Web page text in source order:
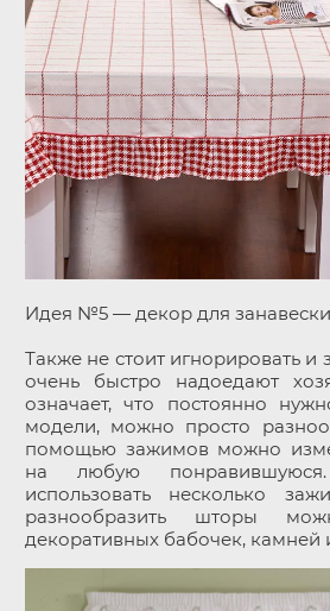
Идея №5 — декор для занавески
Также не стоит игнорировать и
очень быстро надоедают
означает, что постоянно
модели, можно просто
помощью зажимов можно
на любую
использовать несколько
разнообразить шторы
декоративных бабочек, камней